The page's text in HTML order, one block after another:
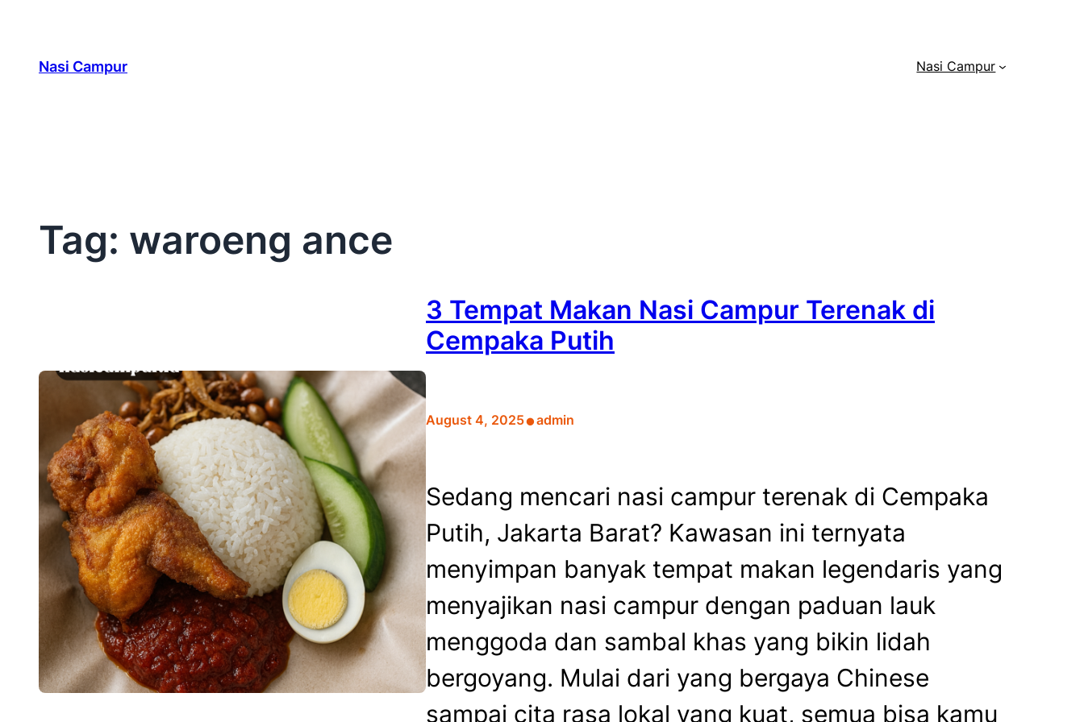
Nasi Campur Nasi Campur
Tag: waroeng ance
3 Tempat Makan Nasi Campur Terenak di
Cempaka Putih
August 4, 2025•admin
Sedang mencari nasi campur terenak di Cempaka
Putih, Jakarta Barat? Kawasan ini ternyata
menyimpan banyak tempat makan legendaris yang
menyajikan nasi campur dengan paduan lauk
menggoda dan sambal khas yang bikin lidah
bergoyang. Mulai dari yang bergaya Chinese
sampai cita rasa lokal yang kuat, semua bisa kamu